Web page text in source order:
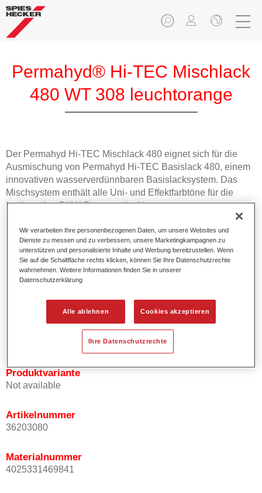
Permahyd® Hi-TEC Mischlack
480 WT 308 leuchtorange
Der Permahyd Hi-TEC Mischlack 480 eignet sich für die
Ausmischung von Permahyd Hi-TEC Basislack 480, einem
innovativen wasserverdünnbaren Basislacksystem. Das
Mischsystem enthält alle Uni- und Effektfarbtöne für die
hochwertige PKW-Reparaturlackierung.
Produktmerkmale
Einfach und schnell zu verarbeiten.
Bietet eine hohe Farbtongenauigkeit und gleichmäßige
Effektausrichtung.
Fördert kurze Prozesszeiten.
Ermöglicht einfaches und sicheres Einlackieren.
Kann variabel eingesetzt werden, z.B. für Innenraum-,
Mehrschicht- und Mehrfarbenlackierungen.
Produktvariante
Not available
Artikelnummer
36203080
Materialnummer
4025331469841
Wir verarbeiten Ihre personenbezogenen Daten, um unsere Websites und
Dienste zu messen und zu verbessern, unsere Marketingkampagnen zu
unterstützen und personalisierte Inhalte und Werbung bereitzustellen. Wenn
Sie auf die Schaltfläche rechts klicken, können Sie Ihre Datenschutzrechte
wahrnehmen. Weitere Informationen finden Sie in unserer
Datenschutzerklärung
Alle ablehnen Cookies akzeptieren
Ihre Datenschutzrechte